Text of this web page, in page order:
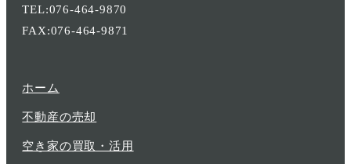
TEL:076-464-9870
FAX:076-464-9871
ホーム
不動産の売却
空き家の買取・活用